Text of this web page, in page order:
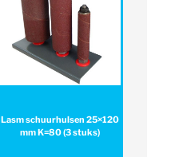
Lasm schuurhulsen 25×120
mm K=80 (3 stuks)